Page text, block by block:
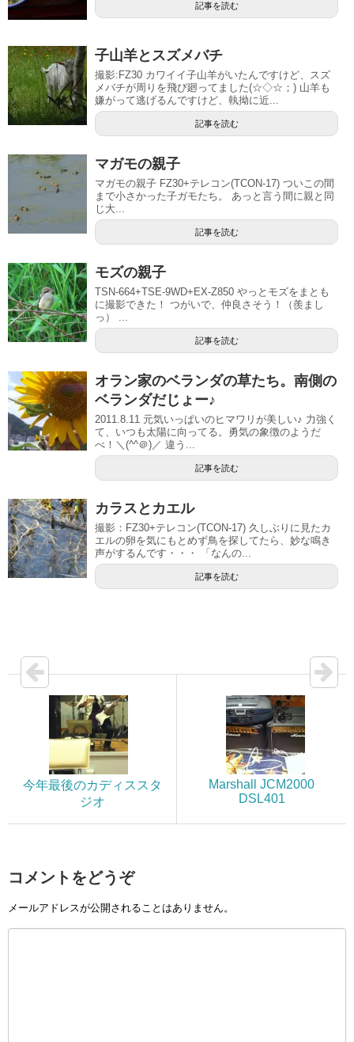
記事を読む
子山羊とスズメバチ
撮影:FZ30 カワイイ子山羊がいたんですけど、スズ
メバチが周りを飛び廻ってました(☆◇☆；) 山羊も
嫌がって逃げるんですけど、執拗に近...
記事を読む
マガモの親子
マガモの親子 FZ30+テレコン(TCON-17) ついこの間
まで小さかった子ガモたち。 あっと言う間に親と同
じ大...
記事を読む
モズの親子
TSN-664+TSE-9WD+EX-Z850 やっとモズをまとも
に撮影できた！ つがいで、仲良さそう！（羨まし
っ） ...
記事を読む
オラン家のベランダの草たち。南側の
ベランダだじょー♪
2011.8.11 元気いっぱいのヒマワリが美しい♪ 力強く
て、いつも太陽に向ってる。勇気の象徴のようだ
べ！＼(^^＠)／ 違う...
記事を読む
カラスとカエル
撮影：FZ30+テレコン(TCON-17) 久しぶりに見たカ
エルの卵を気にもとめず鳥を探してたら、妙な鳴き
声がするんです・・・ 「なんの...
記事を読む
今年最後のカディススタ
ジオ
Marshall JCM2000
DSL401
コメントをどうぞ
メールアドレスが公開されることはありません。